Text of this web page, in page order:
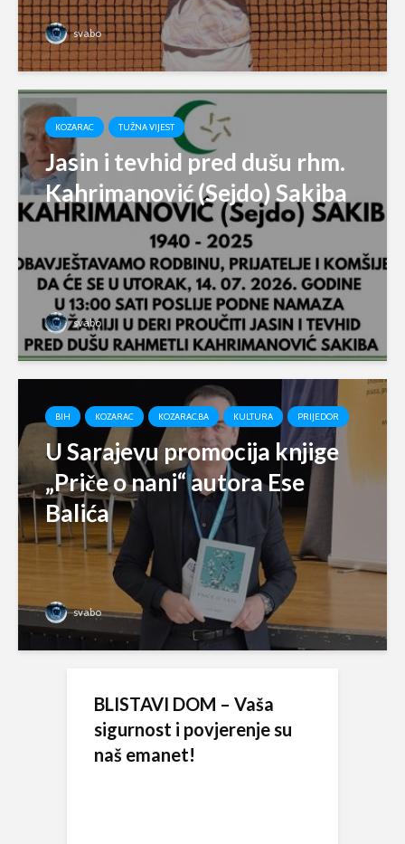
svabo
KOZARAC TUŽNA VIJEST
Jasin i tevhid pred dušu rhm.
Kahrimanović (Sejdo) Sakiba
svabo
BIH KOZARAC KOZARAC.BA KULTURA PRIJEDOR
U Sarajevu promocija knjige
„Priče o nani“ autora Ese
Balića
svabo
BLISTAVI DOM – Vaša
sigurnost i povjerenje su
naš emanet!